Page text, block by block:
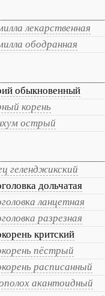
лекарственная
ободранная
обыкновенный
корень
острый
геленджикский
дольчатая
ланцетная
разрезная
критский
пёстрый
расписанный
акантоидный